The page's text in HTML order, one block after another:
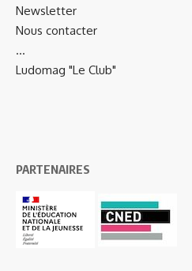
Newsletter
Nous contacter
…
Ludomag "Le Club"
PARTENAIRES